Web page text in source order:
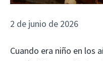
2 de junio de 2026
Cuando era niño en los